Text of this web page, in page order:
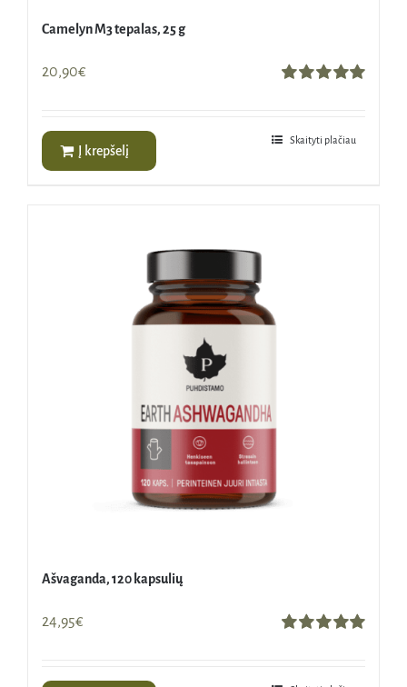
Camelyn M3 tepalas, 25 g
20,90€
Į krepšelį
Skaityti plačiau
Ašvaganda, 120 kapsulių
24,95€